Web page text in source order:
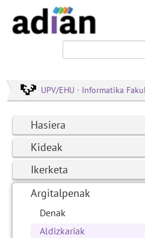
UPV/EHU · Informatika
Hasiera
Kideak
Ikerketa
Argitalpenak
Denak
Aldizkariak